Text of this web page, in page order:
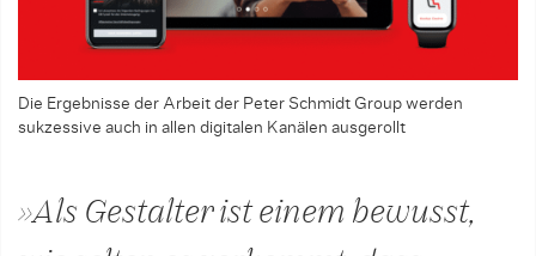
Die Ergebnisse der Arbeit der Peter Schmidt Group werden
sukzessive auch in allen digitalen Kanälen ausgerollt
»Als Gestalter ist einem bewusst,